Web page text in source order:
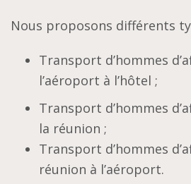
Nous proposons différents
Transport d’hommes
l’aéroport à l’hôtel ;
Transport d’hommes
la réunion ;
Transport d’hommes
réunion à l’aéroport.